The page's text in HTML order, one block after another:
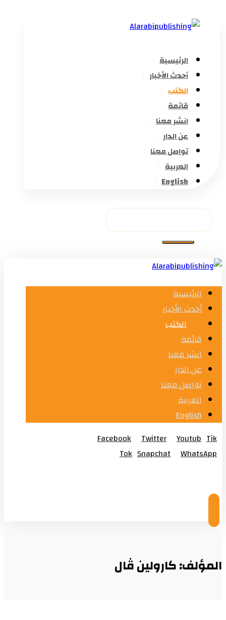
الرئيسية
أحدث الأخبار
الكتب
قائمة
انشر معنا
عن الدار
تواصل معنا
العربية
English
الرئيسية
أحدث الأخبار
الكتب
قائمة
انشر معنا
عن الدار
تواصل معنا
العربية
English
Facebook
Twitter Youtub Tik
Tok Snapchat
WhatsApp
المؤلف: كارولين ڤال